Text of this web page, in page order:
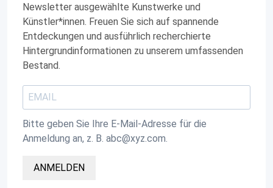
Newsletter ausgewählte Kunstwerke und
Künstler*innen. Freuen Sie sich auf spannende
Entdeckungen und ausführlich recherchierte
Hintergrundinformationen zu unserem umfassenden
Bestand.
Bitte geben Sie Ihre E-Mail-Adresse für die
Anmeldung an, z. B. abc@xyz.com.
ANMELDEN